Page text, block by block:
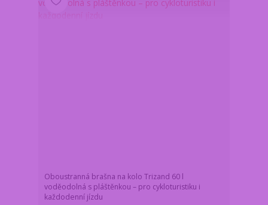
Oboustranná brašna na kolo Trizand 60 l
voděodolná s pláštěnkou – pro cykloturistiku i
každodenní jízdu